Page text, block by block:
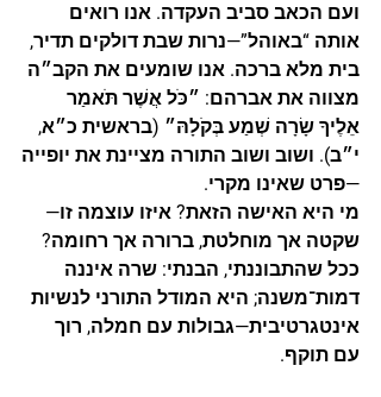
ועם הכאב סביב העקדה. אנו רואים
אותה “באוהל”—נרות שבת דולקים תדיר,
בית מלא ברכה. אנו שומעים את הקב״ה
מצווה את אברהם: ״כֹּל אֲשֶׁר תֹּאמַר
אֵלֶיךָ שָׂרָה שְׁמַע בְּקֹלָהּ״ (בראשית כ״א,
י״ב). ושוב ושוב התורה מציינת את יופייה
—פרט שאינו מקרי.
מי היא האישה הזאת? איזו עוצמה זו—
שקטה אך מוחלטת, ברורה אך רחומה?
ככל שהתבוננתי, הבנתי: שרה איננה
דמות־משנה; היא המודל התורני לנשיות
אינטגרטיבית—גבולות עם חמלה, רוך
עם תוקף.